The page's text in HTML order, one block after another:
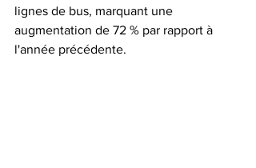
lignes de bus, marquant une
augmentation de 72 % par rapport à
l'année précédente.